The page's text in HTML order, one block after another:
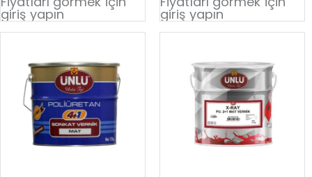
giriş yapın giriş yapın